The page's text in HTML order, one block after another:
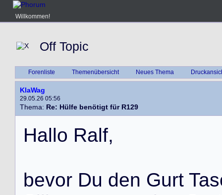
Willkommen!
Off Topic
Forenliste Themenübersicht Neues Thema
KlaWag
29.05.26 05:56
Thema: Re: Hülfe benötigt für R129
Hallo Ralf,
bevor Du den Gurt Tas